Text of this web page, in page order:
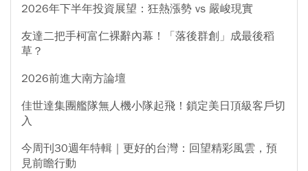
2026年下半年投資展望：狂熱漲勢 vs 嚴峻現實
友達二把手柯富仁裸辭內幕！「落後群創」成最後稻
草？
2026前進大南方論壇
佳世達集團艦隊無人機小隊起飛！鎖定美日頂級客戶切
入
今周刊30週年特輯｜更好的台灣：回望精彩風雲，預
見前瞻行動